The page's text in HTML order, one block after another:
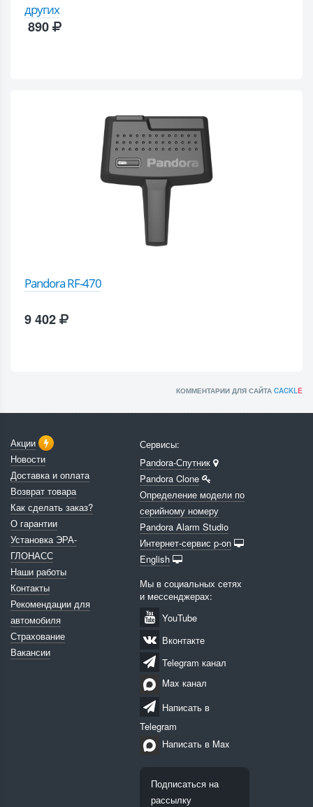
других
890
Pandora RF-470
9 402
КОММЕНТАРИИ ДЛЯ САЙТА CACKLE
Акции
Новости
Доставка и оплата
Возврат товара
Как сделать заказ?
О гарантии
Установка ЭРА-
ГЛОНАСС
Наши работы
Контакты
Рекомендации для
автомобиля
Страхование
Вакансии
Сервисы:
Pandora-Спутник
Pandora Clone
Определение модели по
серийному номеру
Pandora Alarm Studio
Интернет-сервис p-on
English
Мы в социальных сетях
и мессенджерах:
YouTube
Вконтакте
Telegram канал
Max канал
Написать в
Telegram
Написать в Max
Подписаться на
рассылку